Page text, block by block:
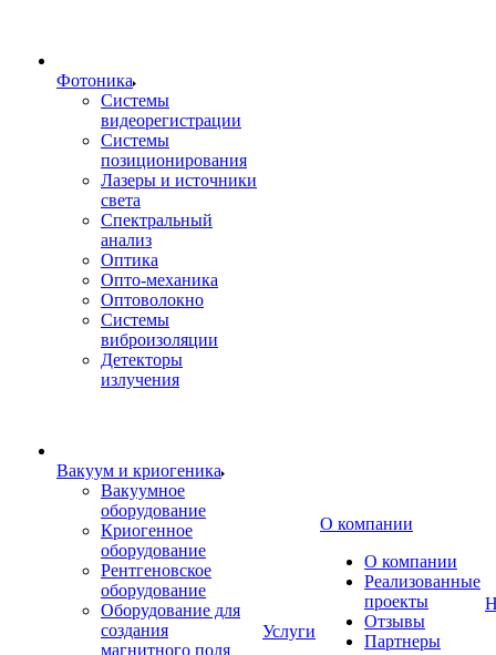
Фотоника
Cистемы
видеорегистрации
Системы
позиционирования
Лазеры и источники
света
Спектральный
анализ
Оптика
Опто-механика
Оптоволокно
Системы
виброизоляции
Детекторы
излучения
Вакуум и криогеника
Вакуумное
оборудование
Криогенное
оборудование
Рентгеновское
оборудование
Оборудование для
создания
магнитного поля
Услуги
О компании
О компании
Реализованные
проекты
Отзывы
Партнеры